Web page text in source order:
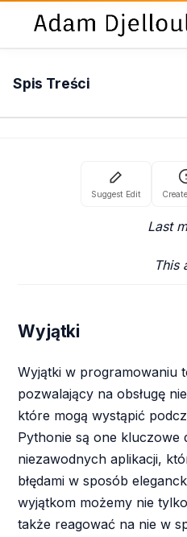
Spis Treści
Last
This
Wyjątki
Wyjątki w programowaniu
pozwalający na obsługę
które mogą wystąpić
Pythonie są one kluczowe
niezawodnych aplikacji,
błędami w sposób
wyjątkom możemy nie
także reagować na nie w